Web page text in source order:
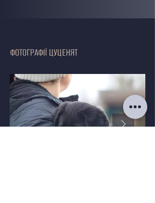
ФОТОГРАФІЇ ЦУЦЕНЯТ